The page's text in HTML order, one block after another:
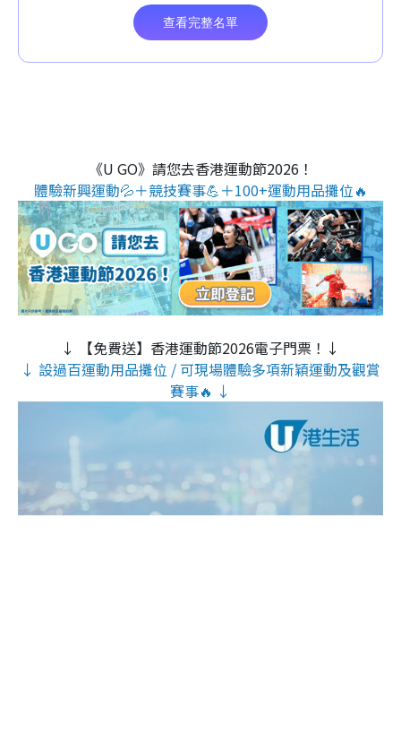
《U GO》請您去香港運動節2026！
體驗新興運動💦＋競技賽事💪＋100+運動用品攤位🔥
↓ 【免費送】香港運動節2026電子門票！↓
↓ 設過百運動用品攤位 / 可現場體驗多項新穎運動及觀賞
賽事🔥 ↓